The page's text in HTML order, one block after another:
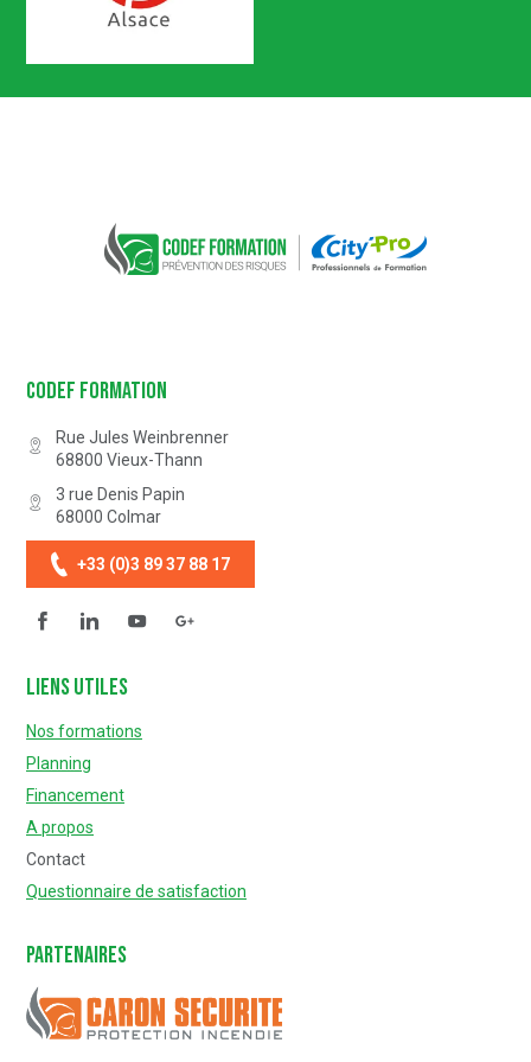
Certification n° 5619
Partenaire Marque Alsace
Codef Formation
Rue Jules Weinbrenner
68800 Vieux-Thann
3 rue Denis Papin
68000 Colmar
+33 (0)3 89 37 88 17
FacebookLinkedinYouTube
Liens utiles
Nos formations
Planning
Financement
A propos
Contact
Questionnaire de satisfaction
Partenaires
Caron Sécurité